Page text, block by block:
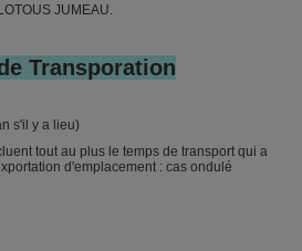
JUMEAU.
Transporation
s'il y a lieu)
tout au plus le temps de transport qui a
d'emplacement : cas ondulé